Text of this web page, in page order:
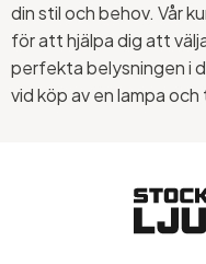
din stil och behov. Vår
för att hjälpa dig att
perfekta belysningen i
vid köp av en lampa